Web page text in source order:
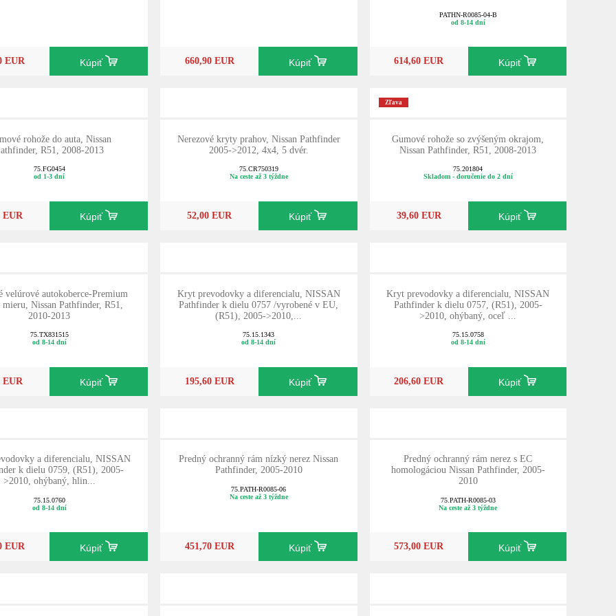
EUR Kúpiť 660,90 EUR Kúpiť
PATHN-R0085-04-B
od 8-14 dní
614,60 EUR Kúpiť
rohože do auta, Nissan
R51, 2008-2013
75.FG0454
od 1-3 dní
EUR Kúpiť
Nerezové kryty prahov, Nissan Pathfinder
2005->2012, 4x4, 5 dvér.
75.CR750319
Na ceste až 3 týždne
52,00 EUR Kúpiť
Zľava
Gumové rohože so zvýšeným okrajom,
Nissan Pathfinder, R51, 2008-2013
75.201804
Skladom - doručenie do 2 dní
39,60 EUR Kúpiť
velúrové autokoberce-Premium
mieru, Nissan Pathfinder, R51,
2010-2013
75.TX831515
od 8-14 dní
EUR Kúpiť
Kryt prevodovky a diferencialu, NISSAN
Pathfinder k dielu 0757 /vyrobené v EU,
(R51), 2005->2010,...
75.15.1343
od 8-14 dní
195,60 EUR Kúpiť
Kryt prevodovky a diferencialu, NISSAN
Pathfinder k dielu 0757, (R51), 2005-
>2010, ohýbaný, oceľ ...
75.15.0758
od 8-14 dní
206,60 EUR Kúpiť
a diferencialu, NISSAN
k dielu 0759, (R51), 2005-
>2010, ohýbaný, hlin...
75.15.0760
od 8-14 dní
EUR Kúpiť
Predný ochranný rám nízký nerez Nissan
Pathfinder, 2005-2010
75.PATH-R0085-06
Na ceste až 3 týždne
451,70 EUR Kúpiť
Predný ochranný rám nerez s EC
homologáciou Nissan Pathfinder, 2005-
2010
75.PATH-R0085-03
Na ceste až 3 týždne
573,00 EUR Kúpiť